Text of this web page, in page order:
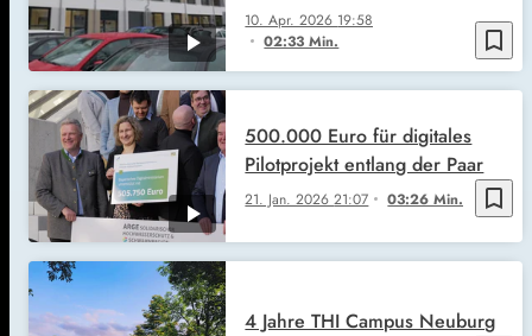
bookmark_border
10. Apr. 2026 19:58
02:33 Min.
bookmark_border
21. Jan. 202621:07 03:26 Min.
500.000 Euro für digitales
Pilotprojekt entlang der Paar
4 Jahre THI Campus Neuburg